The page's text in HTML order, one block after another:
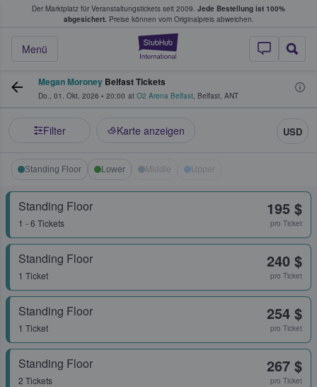
Der Marktplatz für Veranstaltungstickets seit 2009. Jede Bestellung ist 100%
abgesichert. Preise können vom Originalpreis abweichen.
StubHub - Wo
Menü
Tickets kaufen & verkaufen
Megan Moroney Belfast Tickets
Do., 01. Okt. 2026 • 20:00 at O2 Arena Belfast, Belfast, ANT
Filter Karte anzeigen USD
Standing Floor Lower Middle Upper
Standing Floor
1 - 6 Tickets
195 $
pro Ticket
Standing Floor
1 Ticket
240 $
pro Ticket
Standing Floor
1 Ticket
254 $
pro Ticket
Standing Floor
2 Tickets
267 $
pro Ticket